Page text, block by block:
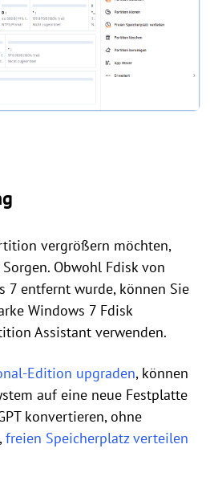
vergrößern möchten,
Obwohl Fdisk von
7 entfernt wurde, können Sie
Windows 7 Fdisk
Assistant verwenden.
Edition upgraden, können
auf eine neue Festplatte
konvertieren, ohne
freien Speicherplatz verteilen